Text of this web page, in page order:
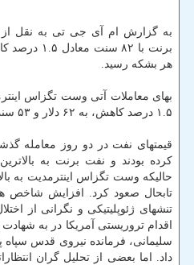
به گزارش ام آی جی تی به نقل از
هر بشكه رسید.
۱.۵ درصد كاهش، به ۶۲ دلار و ۵۳ سنت در هر بشكه رسید.
قیمتهای نفت در دو روز معامله
كرده بودند و نفت برنت به
حالیكه وست تگزاس اینترمدیت به
تابحال صعود كرد. افزایش شاخص
تنشهای ژئوپلیتیكی و نگرانی از
اقدام تروریستی آمریكا در به
سلیمانی، فرمانده نیروی قدس
داد. اما بعضی از تحلیل گران